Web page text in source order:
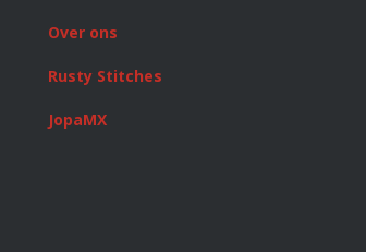
Over ons
Rusty Stitches
JopaMX